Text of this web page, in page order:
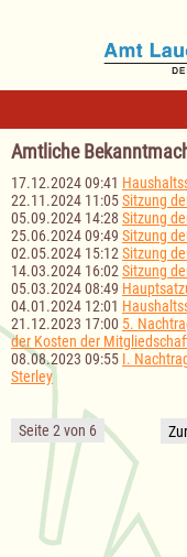
Amtliche
17.12.2024 09:41
22.11.2024 11:05Sitzung
05.09.2024 14:28 Sitzung
25.06.2024 09:49 Sitzung
02.05.2024 15:12 Sitzung
14.03.2024 16:02 Sitzung
05.03.2024 08:49
04.01.2024 12:01
21.12.2023 17:00 5.
der Kosten der
08.08.2023 09:55 I.
Sterley
Seite 2 von 6